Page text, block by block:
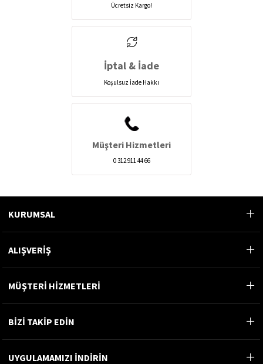
Ücretsiz Kargo!
İptal & İade
Koşulsuz İade Hakkı
Müşteri Hizmetleri
0 312 911 44 66
KURUMSAL
ALIŞVERİŞ
MÜŞTERİ HİZMETLERİ
BİZİ TAKİP EDİN
UYGULAMAMIZI İNDİRİN